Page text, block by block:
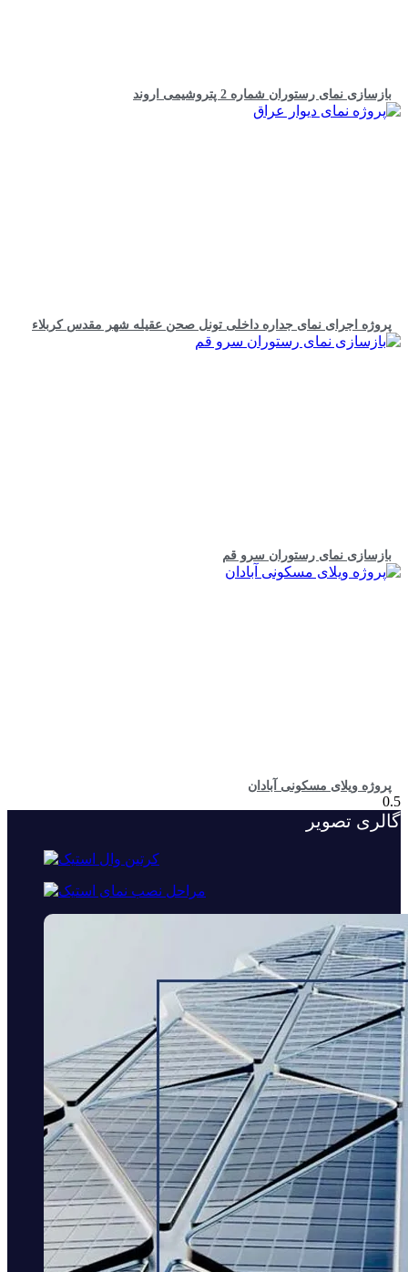
بازسازی نمای رستوران شماره 2 پتروشیمی اروند
پروژه اجرای نمای جداره داخلی تونل صحن عقیله شهر مقدس کربلاء
بازسازی نمای رستوران سرو قم
پروژه ویلای مسکونی آبادان
گالری تصویر